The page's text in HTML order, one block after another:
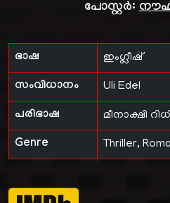
പോസ്റ്റർ:
ഭാഷ ഇംഗ്ലീഷ്
സംവിധാനം Uli Edel
പരിഭാഷ മീനാക്ഷി
Genre Thriller,